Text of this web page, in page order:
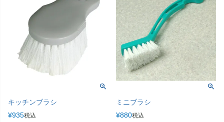
キッチンブラシ
¥935税込
ミニブラシ
¥880税込